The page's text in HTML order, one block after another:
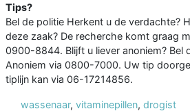
Tips?
Bel de politie Herkent u de verdachte?
deze zaak? De recherche komt graag
0900-8844. Blijft u liever anoniem? Bel
Anoniem via 0800-7000. Uw tip
tiplijn kan via 06-17214856.
wassenaar, vitaminepillen, drogist